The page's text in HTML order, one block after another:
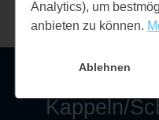
Kappeln/
Analytics), um
anbieten zu können.
Ablehnen